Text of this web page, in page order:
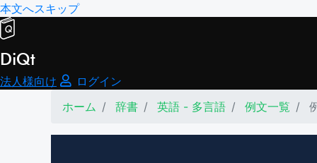
本文へスキップ
DiQt
法人様向け
ログイン
ホーム
辞書 英語 - 多言語 例文一覧